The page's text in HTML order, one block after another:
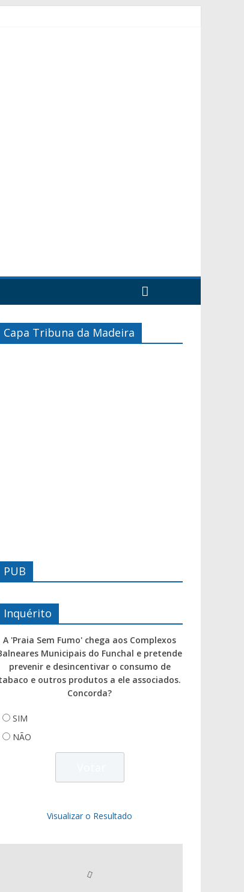
Capa Tribuna da Madeira
PUB
Inquérito
A 'Praia Sem Fumo' chega aos Complexos
Municipais do Funchal e pretende
prevenir e desincentivar o consumo de
e outros produtos a ele associados.
Concorda?
SIM
NÃO
Visualizar o Resultado